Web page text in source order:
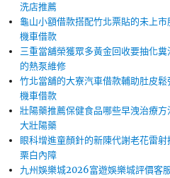
洗店推薦
龜山小額借款搭配竹北票貼的未上
機車借款
三重當舖榮獲眾多黃金回收要抽化
的熱泵維修
竹北當舖的大寮汽車借款輔助肚皮
機車借款
壯陽藥推薦保健食品哪些早洩治療方
大壯陽藥
眼科增進童顏針的新陳代謝老花雷
栗白內障
九州娛樂城2026富遊娛樂城評價客